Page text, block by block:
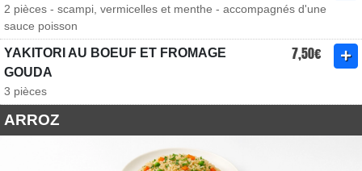
2 pièces - scampi, vermicelles et menthe - accompagnés d'une
sauce poisson
YAKITORI AU BOEUF ET FROMAGE
GOUDA
7,50€
3 pièces
ARROZ